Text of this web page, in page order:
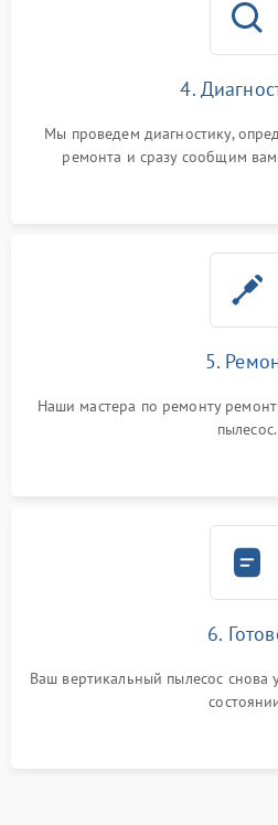
4.
Мы проведем диагностику,
ремонта и сразу сообщим
5.
Наши мастера по ремонту
пылесос.
6.
Ваш вертикальный пылесос снова